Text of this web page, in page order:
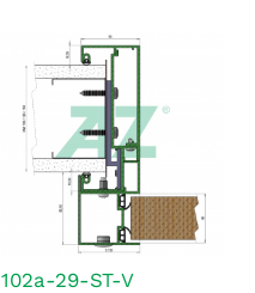
102a-29-ST-V